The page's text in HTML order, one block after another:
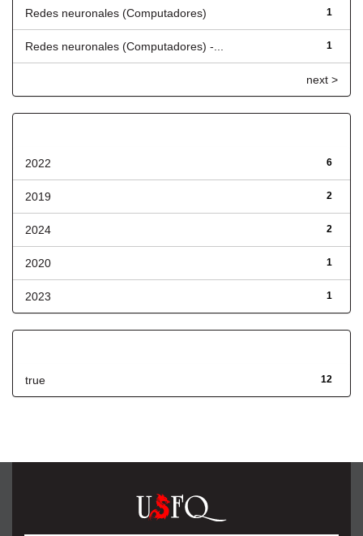
1
Redes neuronales (Computadores)
1
Redes neuronales (Computadores) -...
next >
6
2022
2
2019
2
2024
1
2020
1
2023
12
true